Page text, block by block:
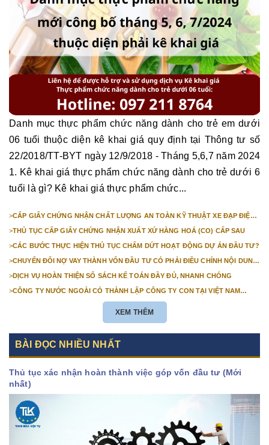
Danh mục thực phẩm chức năng dành cho trẻ em dưới
06 tuổi thuộc diện kê khai giá quy định tại Thông tư số
22/2018/TT-BYT ngày 12/9/2018 - Tháng 5,6,7 năm 2024
1. Kê khai giá thực phẩm chức năng dành cho trẻ dưới 6
tuổi là gì? Kê khai giá thực phẩm chức...
>CẤP GIẤY CHỨNG NHẬN CHẤT LƯỢNG AN TOÀN KỸ THUẬT XE ĐẠP ĐIỆN
>THỦ TỤC CẤP GIẤY CHỨNG NHẬN XUẤT XỨ HÀNG HOÁ (CO) CẤP SAU
>CÁC BƯỚC THỰC HIỆN THỦ TỤC CHẤM DỨT HOẠT ĐỘNG DỰ ÁN ĐẦU TƯ?
>CHUYỂN ĐỔI NỢ VAY THÀNH VỐN ĐẦU TƯ CÓ PHẢI ĐIỀU CHỈNH NỘI DUNG
>DỊCH VỤ HOÀN THIỆN SỔ SÁCH KẾ TOÁN ĐẦY ĐỦ, NHANH CHÓNG
>CÔNG TY NƯỚC NGOÀI CÓ THÀNH LẬP CÔNG TY CON TẠI VIỆT NAM
XEM THÊM
BÀI ĐỌC NHIỀU NHẤT
Thủ tục xác nhận hoàn thành việc góp vốn đầu tư (Mới
nhất)